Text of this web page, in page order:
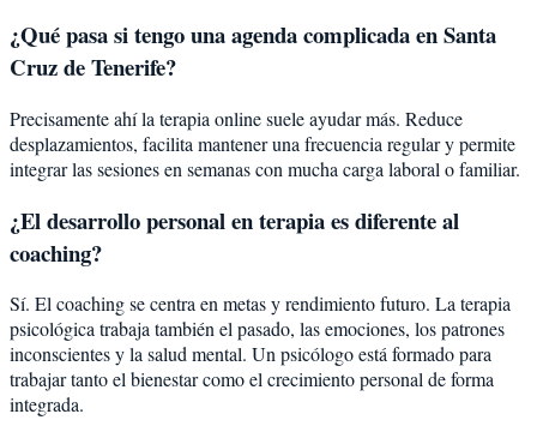
¿Qué pasa si tengo una agenda complicada en Santa
Cruz de Tenerife?
Precisamente ahí la terapia online suele ayudar más. Reduce
desplazamientos, facilita mantener una frecuencia regular y permite
integrar las sesiones en semanas con mucha carga laboral o familiar.
¿El desarrollo personal en terapia es diferente al
coaching?
Sí. El coaching se centra en metas y rendimiento futuro. La terapia
psicológica trabaja también el pasado, las emociones, los patrones
inconscientes y la salud mental. Un psicólogo está formado para
trabajar tanto el bienestar como el crecimiento personal de forma
integrada.